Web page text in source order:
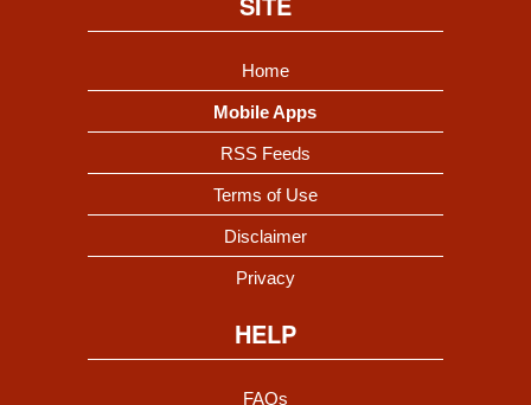
Home
Mobile Apps
RSS Feeds
Terms of Use
Disclaimer
Privacy
HELP
FAQs